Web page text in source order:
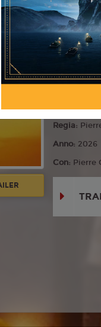
Genere:
Regia:
Anno: 2026
Con: Pierre